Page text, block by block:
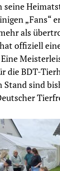
seine
„Fans“
als
offiziell
die BDT-
Stand sind